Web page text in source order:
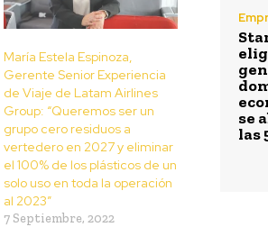
María Estela Espinoza,
Gerente Senior Experiencia
de Viaje de Latam Airlines
Group: “Queremos ser un
grupo cero residuos a
vertedero en 2027 y eliminar
el 100% de los plásticos de un
solo uso en toda la operación
al 2023”
7 Septiembre, 2022
se
las